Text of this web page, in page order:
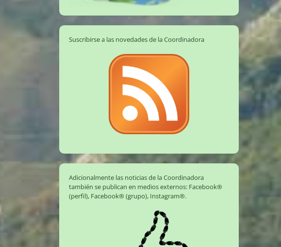
Suscribirse a las novedades de la Coordinadora
Adicionalmente las noticias de la Coordinadora
también se publican en medios externos: Facebook®
(perfil), Facebook® (grupo), Instagram®.